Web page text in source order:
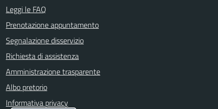
Leggi le FAQ
Prenotazione appuntamento
Segnalazione disservizio
Richiesta di assistenza
Amministrazione trasparente
Albo pretorio
Informativa privacy